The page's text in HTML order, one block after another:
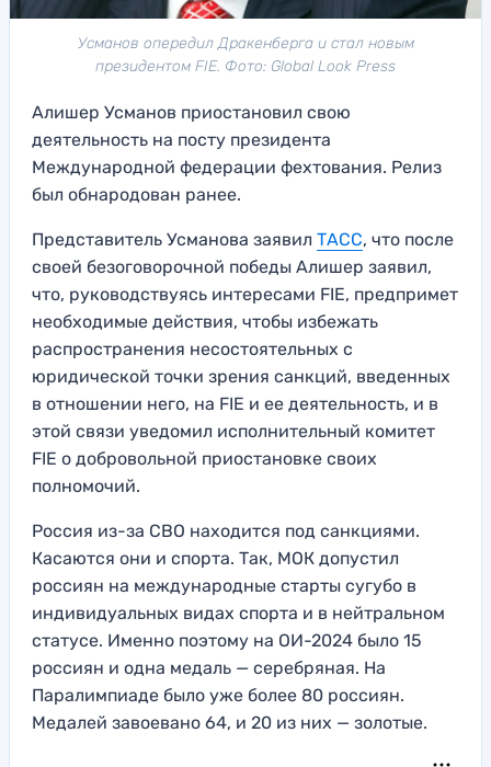
Усманов опередил Дракенберга и стал новым
президентом FIE. Фото: Global Look Press
Алишер Усманов приостановил свою
деятельность на посту президента
Международной федерации фехтования. Релиз
был обнародован ранее.
Представитель Усманова заявил ТАСС, что после
своей безоговорочной победы Алишер заявил,
что, руководствуясь интересами FIE, предпримет
необходимые действия, чтобы избежать
распространения несостоятельных с
юридической точки зрения санкций, введенных
в отношении него, на FIE и ее деятельность, и в
этой связи уведомил исполнительный комитет
FIE о добровольной приостановке своих
полномочий.
Россия из-за СВО находится под санкциями.
Касаются они и спорта. Так, МОК допустил
россиян на международные старты сугубо в
индивидуальных видах спорта и в нейтральном
статусе. Именно поэтому на ОИ-2024 было 15
россиян и одна медаль — серебряная. На
Паралимпиаде было уже более 80 россиян.
Медалей завоевано 64, и 20 из них — золотые.